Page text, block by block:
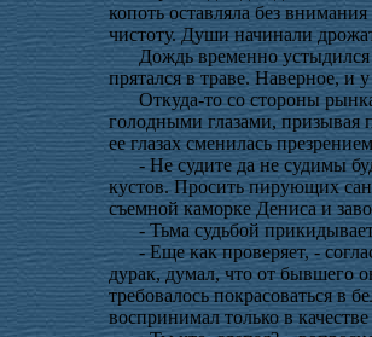
копоть оставляла без
чистоту. Души начинали
Дождь временно устыдился
прятался в траве. Наверное, и
Откуда-то со стороны
голодными глазами, призывая
ее глазах сменилась
- Не судите да не судимы
кустов. Просить пирующих
съемной каморке Дениса и
- Тьма судьбой
- Еще как проверяет, -
дурак, думал, что от бывшего
требовалось покрасоваться в
воспринимал только в